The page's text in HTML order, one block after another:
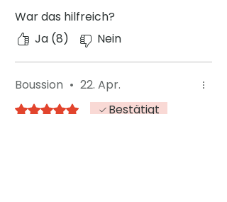
moment c'est extrêmement
encourageant
War das hilfreich?
Ja (8)
Nein
Boussion • 22. Apr.
Mit 5 von 5 Sternen bewertet.
Bestätigt